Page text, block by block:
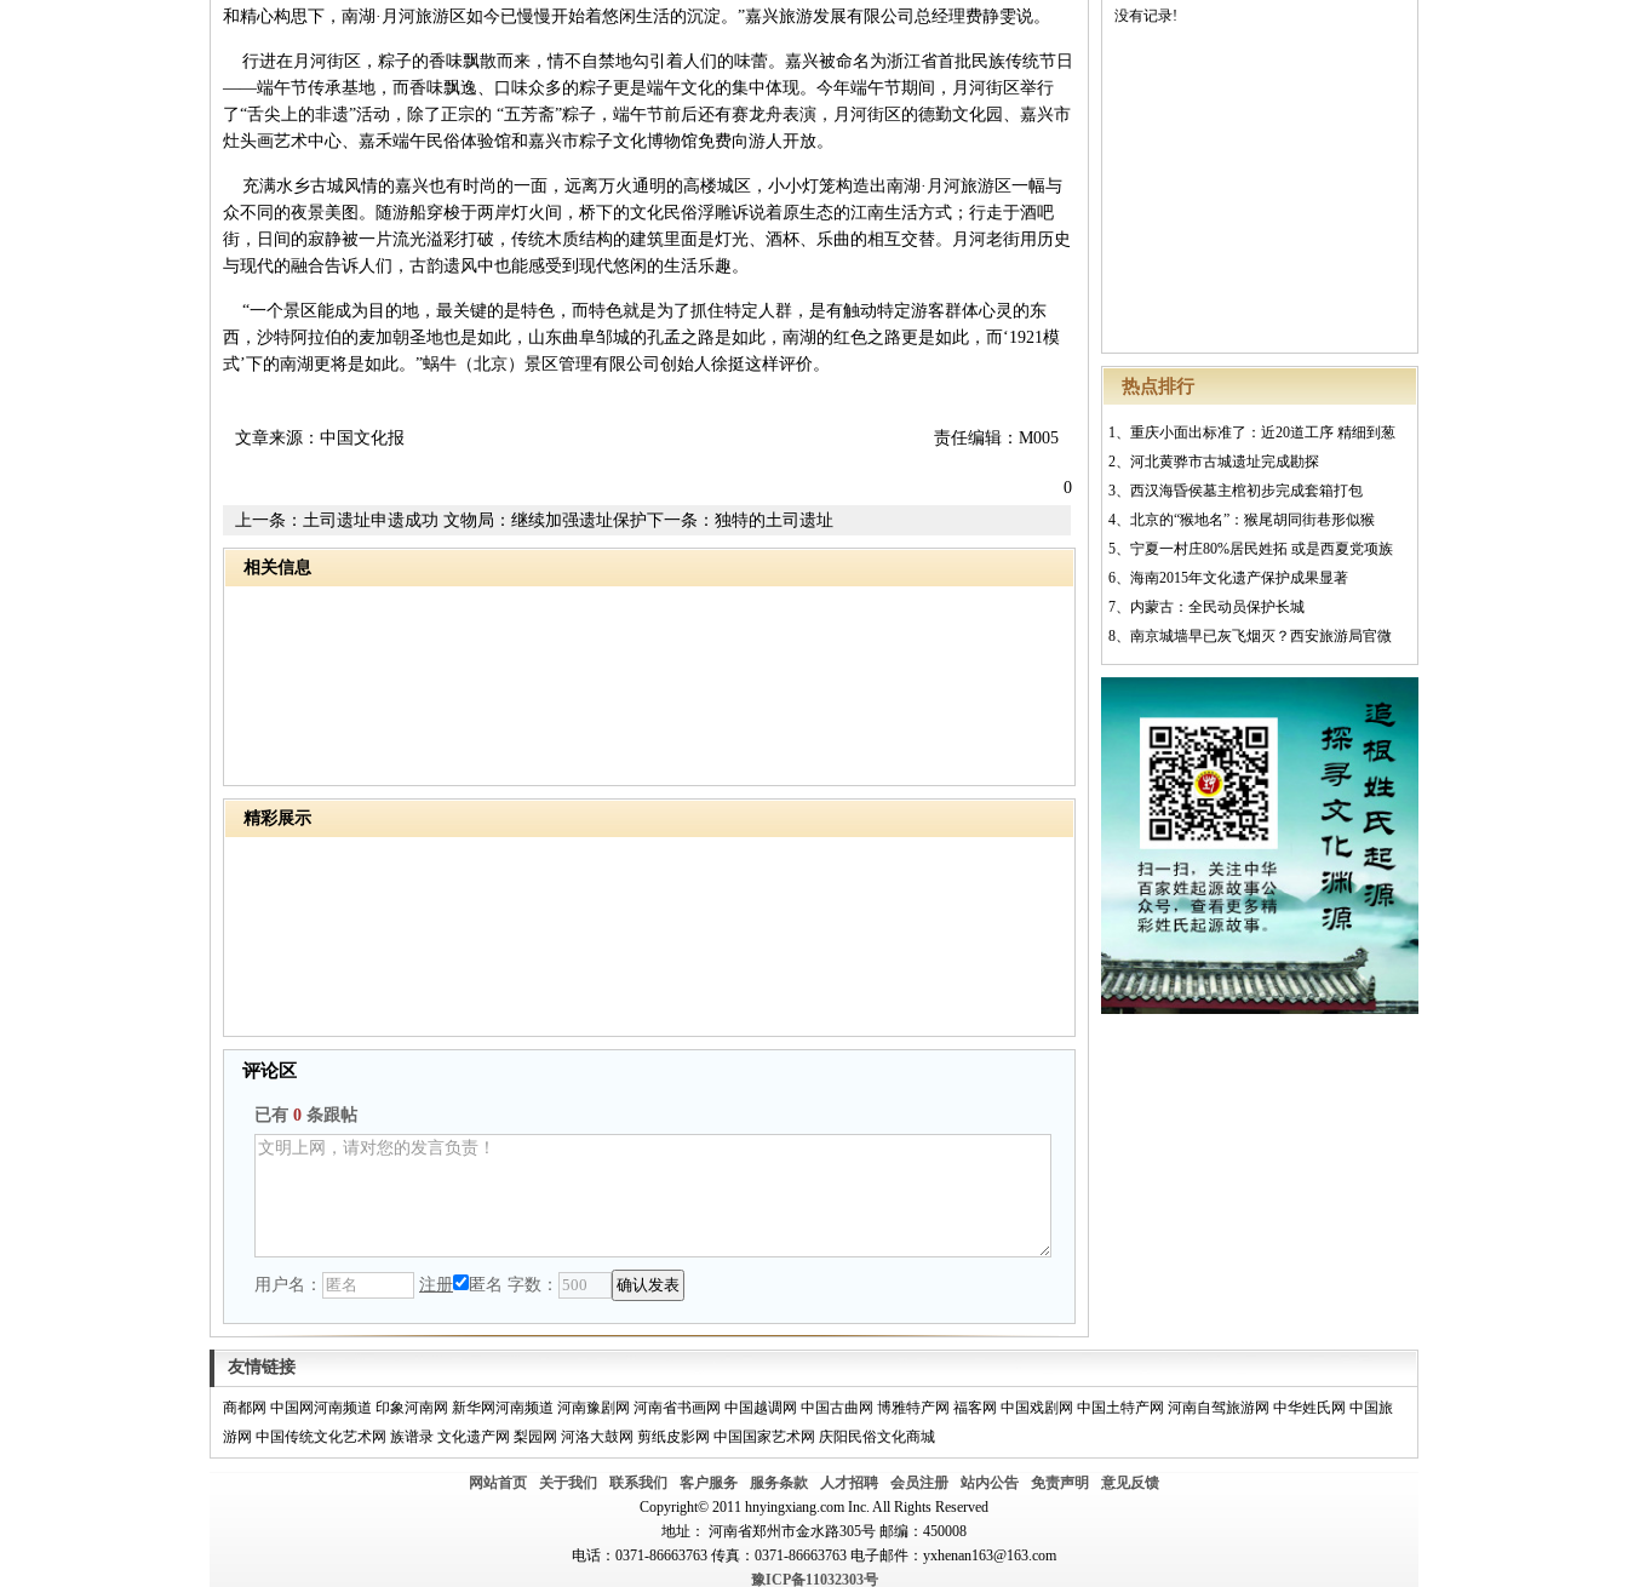
没有记录!
热点排行
1、 重庆小面出标准了：近20道工序 精细到葱
2、 河北黄骅市古城遗址完成勘探
3、 西汉海昏侯墓主棺初步完成套箱打包
4、 北京的“猴地名”：猴尾胡同街巷形似猴
5、 宁夏一村庄80%居民姓拓 或是西夏党项族
6、 海南2015年文化遗产保护成果显著
7、 内蒙古：全民动员保护长城
8、 南京城墙早已灰飞烟灭？西安旅游局官微
和精心构思下，南湖·月河旅游区如今已慢慢开始着悠闲生活的沉淀。”嘉兴旅游发展有限公司总经理费静雯说。
行进在月河街区，粽子的香味飘散而来，情不自禁地勾引着人们的味蕾。嘉兴被命名为浙江省首批民族传统节日
——端午节传承基地，而香味飘逸、口味众多的粽子更是端午文化的集中体现。今年端午节期间，月河街区举行
了“舌尖上的非遗”活动，除了正宗的 “五芳斋”粽子，端午节前后还有赛龙舟表演，月河街区的德勤文化园、嘉兴市
灶头画艺术中心、嘉禾端午民俗体验馆和嘉兴市粽子文化博物馆免费向游人开放。
充满水乡古城风情的嘉兴也有时尚的一面，远离万火通明的高楼城区，小小灯笼构造出南湖·月河旅游区一幅与
众不同的夜景美图。随游船穿梭于两岸灯火间，桥下的文化民俗浮雕诉说着原生态的江南生活方式；行走于酒吧
街，日间的寂静被一片流光溢彩打破，传统木质结构的建筑里面是灯光、酒杯、乐曲的相互交替。月河老街用历史
与现代的融合告诉人们，古韵遗风中也能感受到现代悠闲的生活乐趣。
“一个景区能成为目的地，最关键的是特色，而特色就是为了抓住特定人群，是有触动特定游客群体心灵的东
西，沙特阿拉伯的麦加朝圣地也是如此，山东曲阜邹城的孔孟之路是如此，南湖的红色之路更是如此，而‘1921模
式’下的南湖更将是如此。”蜗牛（北京）景区管理有限公司创始人徐挺这样评价。
责任编辑：M005
文章来源：中国文化报
0
下一条： 独特的土司遗址
上一条： 土司遗址申遗成功 文物局：继续加强遗址保护
管理
相关信息
精彩展示
评论区
已有 0 条跟帖
用户名： 注册 匿名 字数：
友情链接
商都网 中国网河南频道 印象河南网 新华网河南频道 河南豫剧网 河南省书画网 中国越调网 中国古曲网 博雅特产网 福客网 中国戏剧网 中国土特产网 河南自驾旅游网 中华姓氏网 中国旅
游网 中国传统文化艺术网 族谱录 文化遗产网 梨园网 河洛大鼓网 剪纸皮影网 中国国家艺术网 庆阳民俗文化商城
网站首页 关于我们 联系我们 客户服务 服务条款 人才招聘 会员注册 站内公告 免责声明
意见反馈
Copyright© 2011 hnyingxiang.com Inc. All Rights Reserved
地址： 河南省郑州市金水路305号 邮编：450008
电话：0371-86663763 传真：0371-86663763 电子邮件：yxhenan163@163.com
豫ICP备11032303号